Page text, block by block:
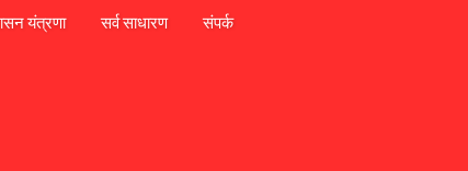
यंत्रणा सर्व साधारण संपर्क